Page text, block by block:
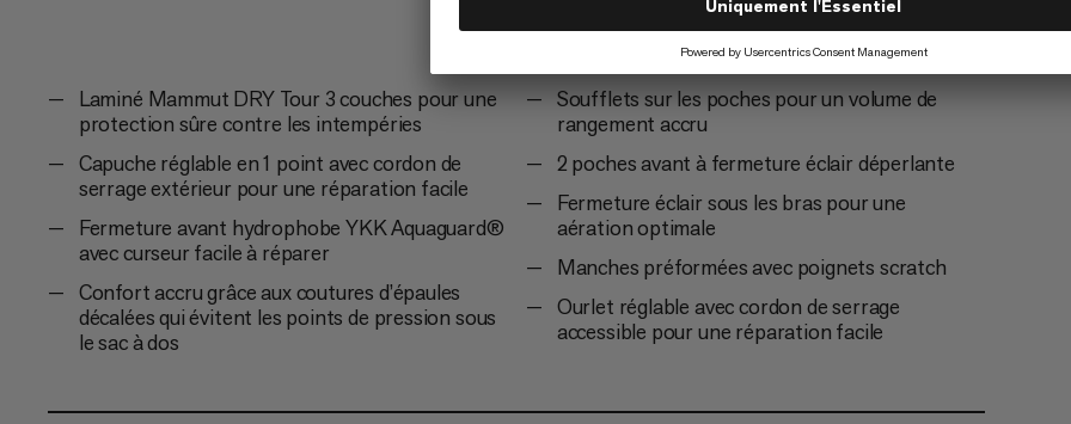
Laminé Mammut DRY Tour 3 couches pour une
protection sûre contre les intempéries
Capuche réglable en 1 point avec cordon de
serrage extérieur pour une réparation facile
Fermeture avant hydrophobe YKK Aquaguard®
avec curseur facile à réparer
Confort accru grâce aux coutures d’épaules
décalées qui évitent les points de pression sous
le sac à dos
Soufflets sur les poches pour un volume de
rangement accru
2 poches avant à fermeture éclair déperlante
Fermeture éclair sous les bras pour une
aération optimale
Manches préformées avec poignets scratch
Ourlet réglable avec cordon de serrage
accessible pour une réparation facile